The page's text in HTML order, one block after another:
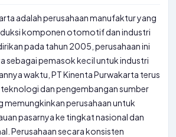
adalah perusahaan manufaktur yang
komponen otomotif dan industri
pada tahun 2005, perusahaan ini
sebagai pemasok kecil untuk industri
waktu, PT Kinenta Purwakarta terus
dan pengembangan sumber
memungkinkan perusahaan untuk
pasarnya ke tingkat nasional dan
Perusahaan secara konsisten